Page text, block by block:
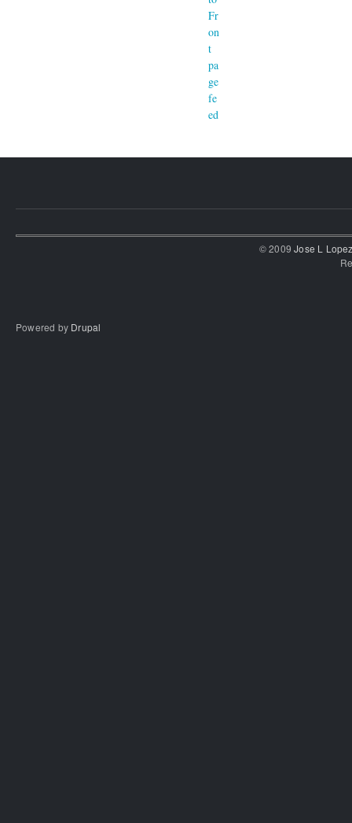
© 2009Jose L
Powered by Drupal